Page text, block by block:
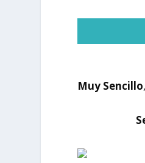
Muy Sencillo